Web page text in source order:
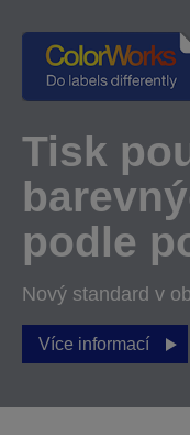
Tisk
podle
Nový standard v
Více informací